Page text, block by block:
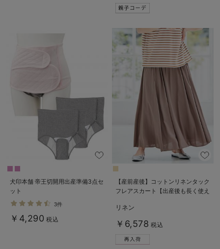
犬印本舗 帝王切開用出産準備3点セ
ット
3件
￥4,290 税込
【産前産後】コットンリネンタック
フレアスカート【出産後も長く使え
リネン
￥6,578 税込